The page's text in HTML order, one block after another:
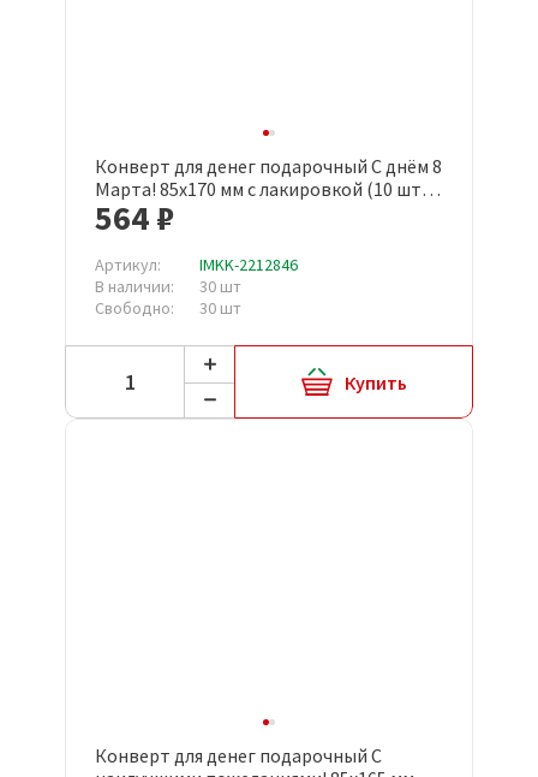
Конверт для денег подарочный С днём 8
Марта! 85x170 мм с лакировкой (10 штук
в упаковке, 1531-05)
564 ₽
Артикул:
IMKK-2212846
В наличии:
30 шт
Свободно:
30 шт
Купить
Конверт для денег подарочный С